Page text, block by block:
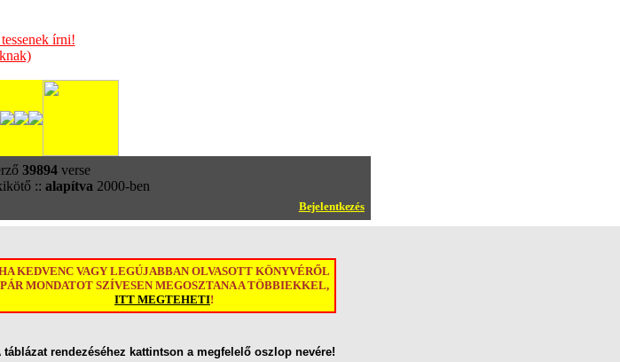
írni!
39894verse
:: alapítva 2000-ben
Bejelentkezés
KEDVENC VAGY LEGÚJABBAN OLVASOTT KÖNYVÉRŐL
PÁR MONDATOT SZÍVESEN MEGOSZTANA A TÖBBIEKKEL,
ITT MEGTEHETI!
táblázat rendezéséhez kattintson a megfelelő oszlop nevére!